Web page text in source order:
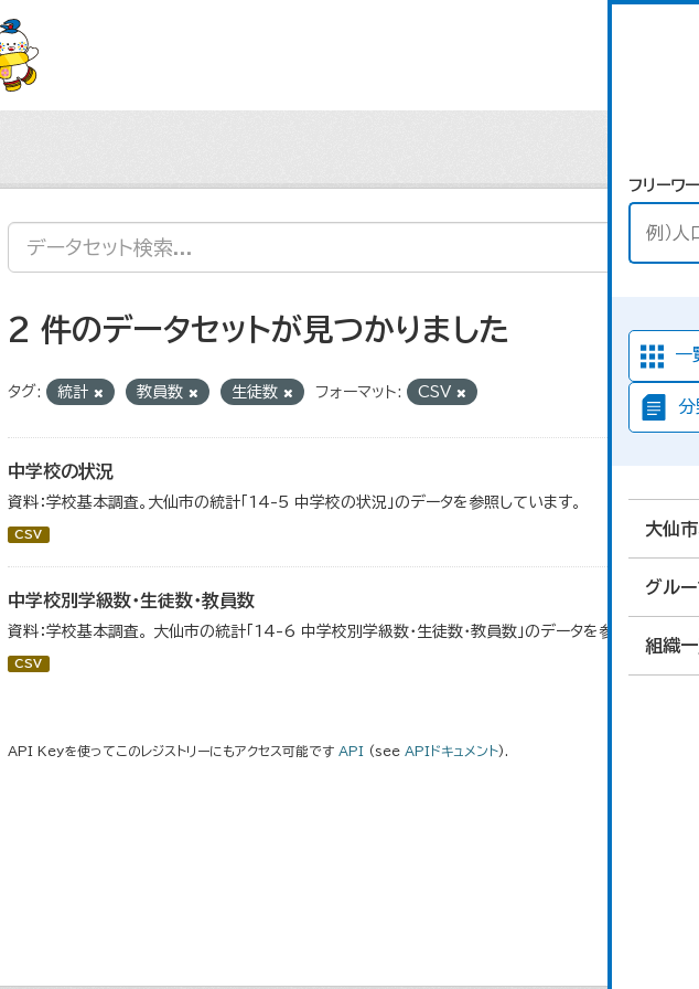
フリーワ
一
分
大仙
グル
組織
2 件のデータセットが見つかりました
タグ: 統計 教員数 生徒数 フォーマット: CSV
中学校の状況
資料：学校基本調査。大仙市の統計「14-5 中学校の状況」のデータを参照しています。
CSV
中学校別学級数・生徒数・教員数
資料：学校基本調査。 大仙市の統計「14-6 中学校別学級数・生徒数・教員数」のデータを参照しています
CSV
API Keyを使ってこのレジストリーにもアクセス可能です API (see APIドキュメント).